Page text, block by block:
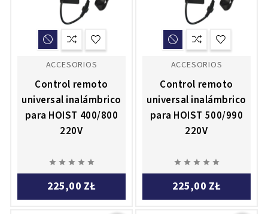
ACCESORIOS
Control remoto
universal inalámbrico
para HOIST 400/800
220V
    
225,00 ZŁ
ACCESORIOS
Control remoto
universal inalámbrico
para HOIST 500/990
220V
    
225,00 ZŁ